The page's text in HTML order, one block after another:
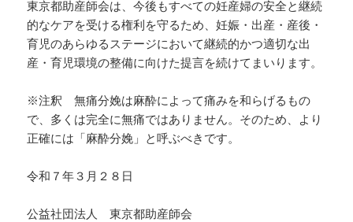
東京都助産師会は、今後もすべての妊産婦の安全と継続
的なケアを受ける権利を守るため、妊娠・出産・産後・
育児のあらゆるステージにおいて継続的かつ適切な出
産・育児環境の整備に向けた提言を続けてまいります。
※注釈 無痛分娩は麻酔によって痛みを和らげるもの
で、多くは完全に無痛ではありません。そのため、より
正確には「麻酔分娩」と呼ぶべきです。
令和７年３月２８日
公益社団法人 東京都助産師会